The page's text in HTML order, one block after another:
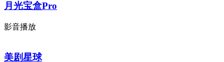
月光宝盒Pro
影音播放
美剧星球